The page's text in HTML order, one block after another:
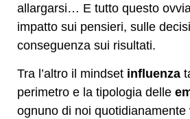
allargarsi… E tutto questo
impatto sui pensieri, sulle
conseguenza sui risultati.
Tra l’altro il mindset influenza
perimetro e la tipologia delle
ognuno di noi quotidianamente